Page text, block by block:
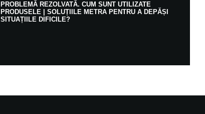
PROBLEMĂ REZOLVATĂ. CUM SUNT UTILIZATE
PRODUSELE | SOLUȚIILE METRA PENTRU A DEPĂȘI
SITUAȚIILE DIFICILE?